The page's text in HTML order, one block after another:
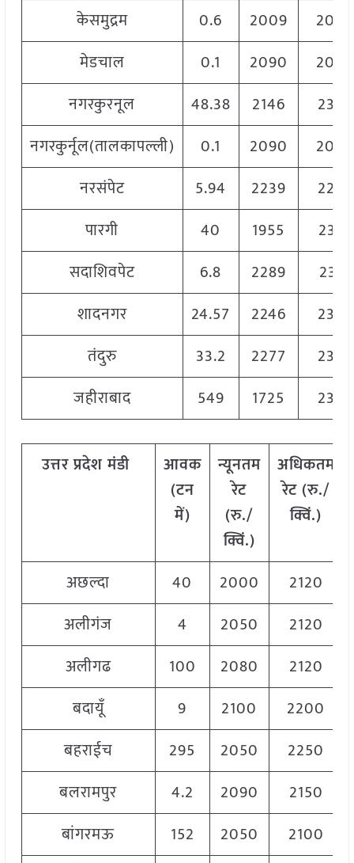
केसमुद्रम
0.6 2009
2009
मेडचाल
0.1 2090
2090
नगरकुरनूल
48.38 2146
2326
नगरकुर्नूल(तालकापल्ली)
0.1 2090
2090
नरसंपेट
5.94 2239
2239
पारगी
40 1955
2373
सदाशिवपेट
6.8 2289
2315
शादनगर
24.57 2246
2336
तंदुरु
33.2 2277
2323
जहीराबाद
549 1725 2362
उत्तरप्रदेश मंडी
आवक
(टन
में)
न्यूनतम
रेट
(रु./
क्विं.)
अधिकतम
रेट (रु./
क्विं.)
अछल्दा 40 2000 2120
अलीगंज
4 2050 2120
अलीगढ
100 2080 2120
बदायूँ
9 2100
2200
बहराईच
295 2050 2250
बलरामपुर
4.2 2090 2150
बांगरमऊ
152 2050 2100